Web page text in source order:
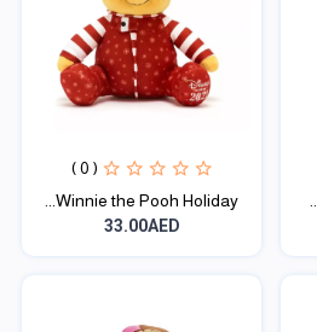
( 0 )
Winnie the Pooh Holiday...
33.00AED